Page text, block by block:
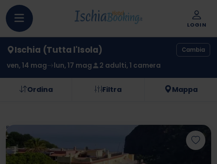
LOGIN
Ischia (Tutta l'Isola) Cambia
ven, 14 mag lun, 17 mag 2 adulti, 1 camera
Ordina Filtra Mappa